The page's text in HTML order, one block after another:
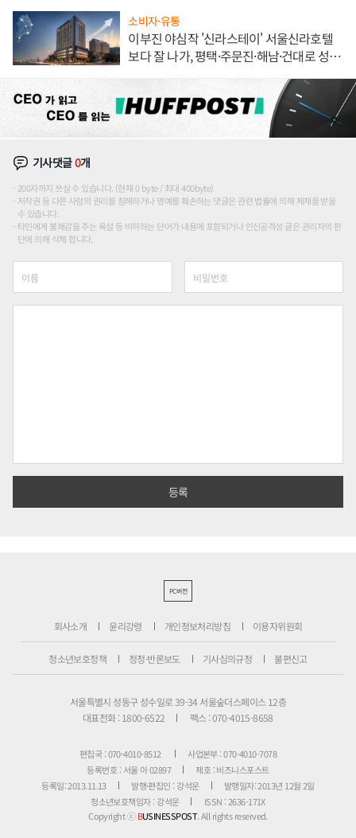
소비자·유통
이부진 야심작 '신라스테이' 서울신라호텔
보다 잘 나가, 평택·주문진·해남·건대로 성
기사댓글0개
200자까지 쓰실 수 있습니다. (현재 0 byte / 최대 400byte)
저작권 등 다른 사람의 권리를 침해하거나 명예를 훼손하는 댓글은 관련 법률에 의해 제재를 받을
수 있습니다.
타인에게 불쾌감을 주는 욕설 등 비하하는 단어가 내용에 포함되거나 인신공격성 글은 관리자의 판
단에 의해 삭제 합니다.
PC버전
회사소개 윤리강령 개인정보처리방침 이용자위원회
청소년보호정책 정정·반론보도 기사심의규정 불편신고
서울특별시 성동구 성수일로 39-34 서울숲더스페이스 12층
대표전화 : 1800-6522
팩스 : 070-4015-8658
편집국 : 070-4010-8512
사업본부 : 070-4010-7078
등록번호 : 서울 아 02897
제호 : 비즈니스포스트
등록일: 2013.11.13
발행·편집인 : 강석운
발행일자: 2013년 12월 2일
청소년보호책임자 : 강석운
ISSN : 2636-171X
Copyright ⓒBUSINESSPOST. All rights reserved.